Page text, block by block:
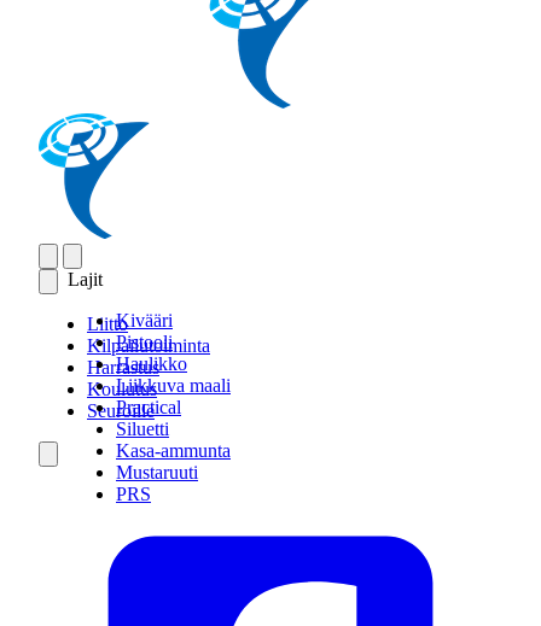
Lajit
Kivääri
Pistooli
Haulikko
Liikkuva maali
Practical
Siluetti
Kasa-ammunta
Mustaruuti
PRS
Liitto
Kilpailutoiminta
Harrastus
Koulutus
Seuroille